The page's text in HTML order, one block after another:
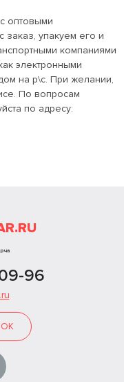
оптовыми
заказ, упакуем его и
компаниями
электронными
на р\с. При желании,
По вопросам
по адресу:
96